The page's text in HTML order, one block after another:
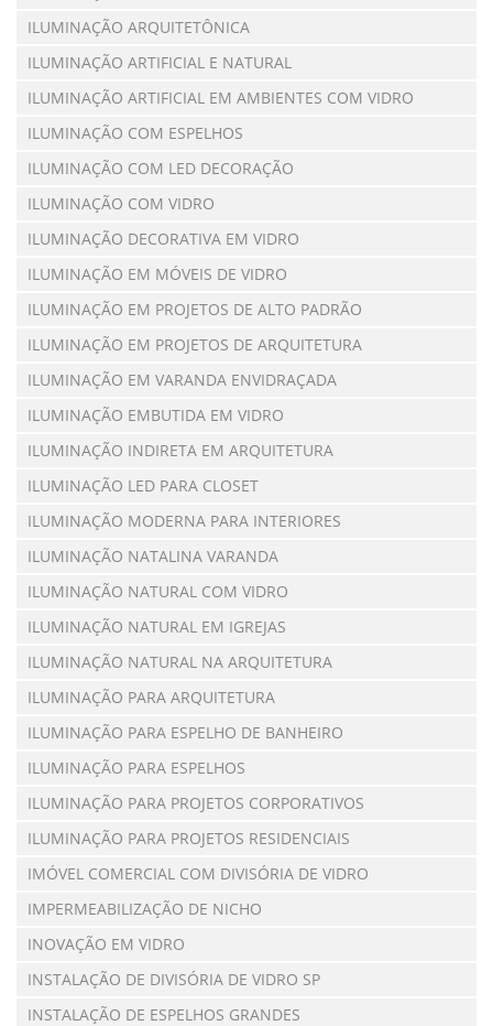
ILUMINAÇÃO ARQUITETÔNICA
ILUMINAÇÃO ARTIFICIAL E NATURAL
ILUMINAÇÃO ARTIFICIAL EM AMBIENTES COM VIDRO
ILUMINAÇÃO COM ESPELHOS
ILUMINAÇÃO COM LED DECORAÇÃO
ILUMINAÇÃO COM VIDRO
ILUMINAÇÃO DECORATIVA EM VIDRO
ILUMINAÇÃO EM MÓVEIS DE VIDRO
ILUMINAÇÃO EM PROJETOS DE ALTO PADRÃO
ILUMINAÇÃO EM PROJETOS DE ARQUITETURA
ILUMINAÇÃO EM VARANDA ENVIDRAÇADA
ILUMINAÇÃO EMBUTIDA EM VIDRO
ILUMINAÇÃO INDIRETA EM ARQUITETURA
ILUMINAÇÃO LED PARA CLOSET
ILUMINAÇÃO MODERNA PARA INTERIORES
ILUMINAÇÃO NATALINA VARANDA
ILUMINAÇÃO NATURAL COM VIDRO
ILUMINAÇÃO NATURAL EM IGREJAS
ILUMINAÇÃO NATURAL NA ARQUITETURA
ILUMINAÇÃO PARA ARQUITETURA
ILUMINAÇÃO PARA ESPELHO DE BANHEIRO
ILUMINAÇÃO PARA ESPELHOS
ILUMINAÇÃO PARA PROJETOS CORPORATIVOS
ILUMINAÇÃO PARA PROJETOS RESIDENCIAIS
IMÓVEL COMERCIAL COM DIVISÓRIA DE VIDRO
IMPERMEABILIZAÇÃO DE NICHO
INOVAÇÃO EM VIDRO
INSTALAÇÃO DE DIVISÓRIA DE VIDRO SP
INSTALAÇÃO DE ESPELHOS GRANDES